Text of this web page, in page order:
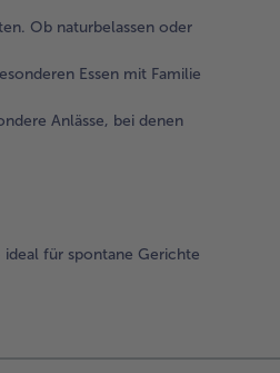
Ob naturbelassen oder
Essen mit Familie
Anlässe, bei denen
für spontane Gerichte